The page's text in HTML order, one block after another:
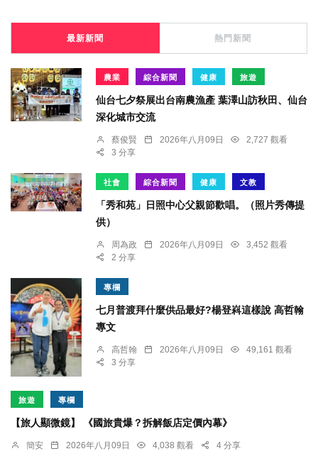
最新新聞 熱門新聞
農業 綜合新聞 健康 旅遊
仙台七夕祭展出台南農漁產 葉澤山訪秋田、仙台
深化城市交流
蔡俊賢 2026年八月09日
2,727 觀看
3 分享
社會 綜合新聞 健康 文教
「秀和苑」日照中心父親節歡唱。（照片秀傳提
供）
周為政 2026年八月09日
3,452 觀看
2 分享
專欄
七月普渡拜什麼供品最好?楊登嵙這樣說 高哲翰
專文
高哲翰 2026年八月09日
49,161 觀看
3 分享
旅遊 專欄
【旅人顯微鏡】 《國旅貴爆？拆解飯店定價內幕》
簡安 2026年八月09日 4,038 觀看 4 分享